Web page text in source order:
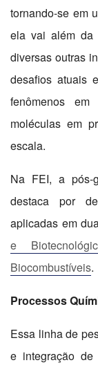
tornando-se em
ela vai além da
diversas outras
desafios atuais
fenômenos
moléculas em
escala.
Na FEI, a pós-
destaca por
aplicadas em
e
Biocombustíveis.
Processos
Essa linha de
e integração de